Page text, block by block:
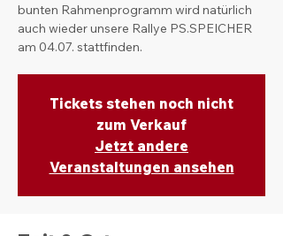
bunten Rahmenprogramm wird natürlich
auch wieder unsere Rallye PS.SPEICHER
am 04.07. stattfinden.
Tickets stehen noch nicht
zum Verkauf
Jetzt andere
Veranstaltungen ansehen